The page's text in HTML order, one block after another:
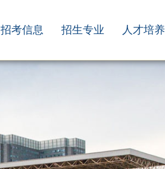
招考信息 招生专业 人才培养